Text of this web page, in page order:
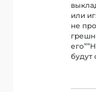
или
не
будут